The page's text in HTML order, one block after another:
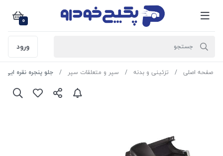
0
ورود
صفحه اصلی تزئینی و بدنه سپر و متعلقات سپر جلو پنجره نقره ایی SLX پژو 405 40056 امیران